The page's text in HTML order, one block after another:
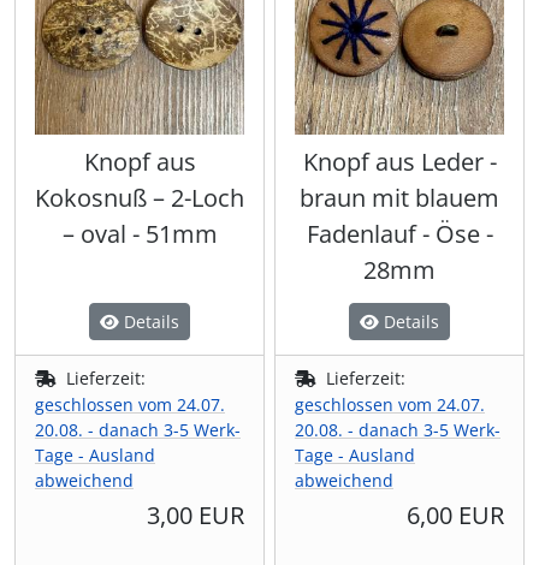
Knopf aus
Kokosnuß – 2-Loch
– oval - 51mm
Details
Lieferzeit:
geschlossen vom 24.07.
20.08. - danach 3-5 Werk-
Tage - Ausland
abweichend
3,00 EUR
Knopf aus Leder -
braun mit blauem
Fadenlauf - Öse -
28mm
Details
Lieferzeit:
geschlossen vom 24.07.
20.08. - danach 3-5 Werk-
Tage - Ausland
abweichend
6,00 EUR